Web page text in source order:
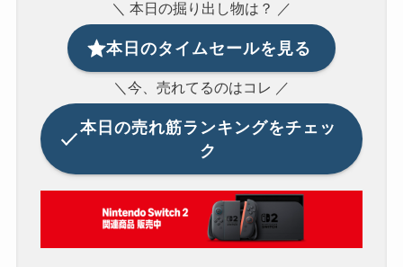
＼ 本日の掘り出し物は？ ／
本日のタイムセールを見る
＼今、売れてるのはコレ ／
本日の売れ筋ランキングをチェッ
ク